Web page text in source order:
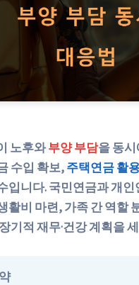
노후와부양 부담을 동
수입 확보,주택연금 활
입니다. 국민연금과 개인
활비 마련, 가족 간 역할
기적 재무·건강 계획을